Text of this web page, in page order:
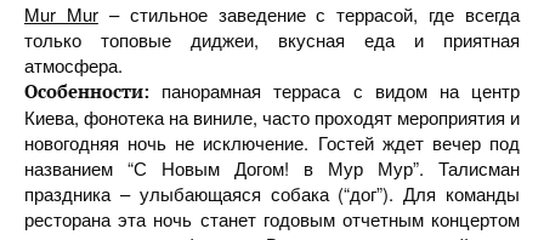
Mur Mur– стильное заведение с террасой, где всегда
только топовые диджеи, вкусная еда и приятная
атмосфера.
Особенности: панорамная терраса с видом на центр
Киева, фонотека на виниле, часто проходят мероприятия и
новогодняя ночь не исключение. Гостей ждет вечер под
названием “С Новым Догом! в Мур Мур”. Талисман
праздника – улыбающаяся собака (“дог”). Для команды
ресторана эта ночь станет годовым отчетным концертом